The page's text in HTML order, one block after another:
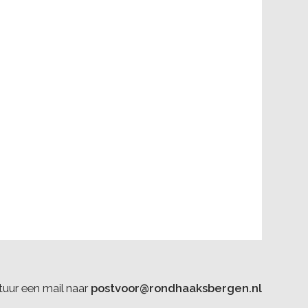
een mail naarpostvoor@rondhaaksbergen.nl